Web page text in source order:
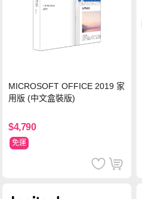
MICROSOFT OFFICE 2019 家
用版 (中文盒裝版)
$4,790
免運